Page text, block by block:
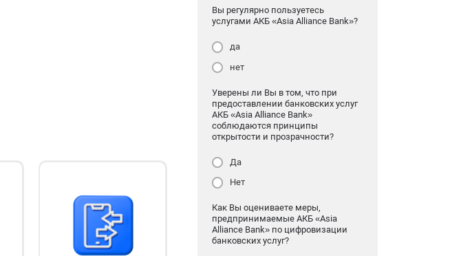
Вы регулярно пользуетесь
услугами АКБ «Asia Alliance Bank»?
да
нет
Уверены ли Вы в том, что при
предоставлении банковских услуг
АКБ «Asia Alliance Bank»
соблюдаются принципы
открытости и прозрачности?
Да
Нет
Как Вы оцениваете меры,
предпринимаемые АКБ «Asia
Alliance Bank» по цифровизации
банковских услуг?